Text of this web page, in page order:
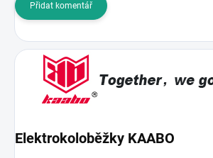
Přidat komentář
Elektrokoloběžky KAABO